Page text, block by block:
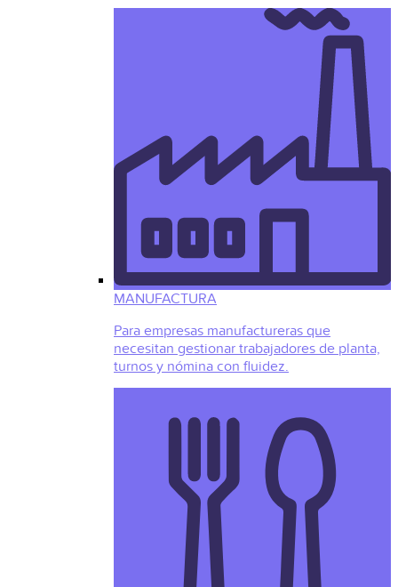
MANUFACTURA
Para empresas manufactureras que
necesitan gestionar trabajadores de planta,
turnos y nómina con fluidez.